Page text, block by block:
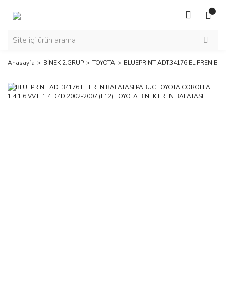
Anasayfa BİNEK 2.GRUP TOYOTA BLUEPRINT ADT34176 EL FREN